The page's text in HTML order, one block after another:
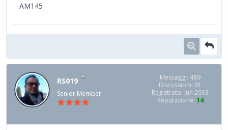
AM145
RS019
Senior Member
Messaggi: 489
Discussioni: 91
Registrato: Jun 2013
Reputazione: 14